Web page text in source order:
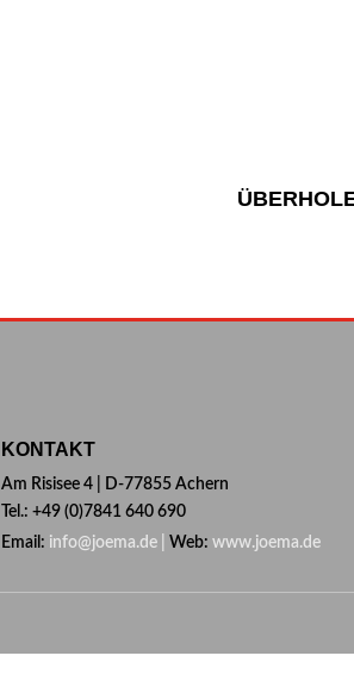
KONTAKT
Am Risisee 4 | D-77855 Achern
Tel.: +49 (0)7841 640 690
Email: info@joema.de | Web: www.joema.de